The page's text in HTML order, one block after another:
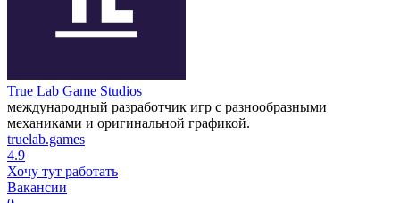
True Lab Game Studios
международный разработчик игр с разнообразными
механиками и оригинальной графикой.
truelab.games
4.9
Хочу тут работать
Вакансии